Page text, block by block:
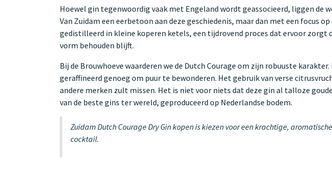
Hoewel gin tegenwoordig vaak met Engeland wordt geassocieerd, liggen de
Van Zuidam een eerbetoon aan deze geschiedenis, maar dan met een focus
gedistilleerd in kleine koperen ketels, een tijdrovend proces dat ervoor
vorm behouden blijft.
Bij de Brouwhoeve waarderen we de Dutch Courage om zijn robuuste
geraffineerd genoeg om puur te bewonderen. Het gebruik van verse
andere merken zult missen. Het is niet voor niets dat deze gin al talloze
van de beste gins ter wereld, geproduceerd op Nederlandse bodem.
Zuidam Dutch Courage Dry Gin kopen is kiezen voor een krachtige,
cocktail.